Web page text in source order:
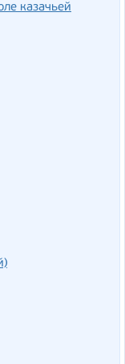
казачьей